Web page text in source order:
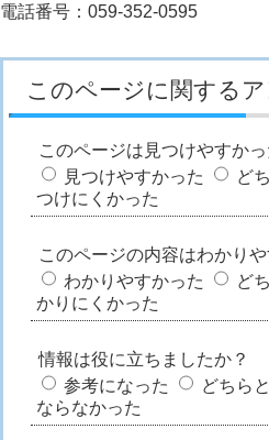
電話番号：059-352-0595
このページに関するア
このページは見つけやすか
見つけやすかった
ど
つけにくかった
このページの内容はわかり
わかりやすかった
ど
かりにくかった
情報は役に立ちましたか？
参考になった
どちら
ならなかった